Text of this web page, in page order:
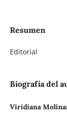
Resumen
Editorial
Biografía del
Viridiana